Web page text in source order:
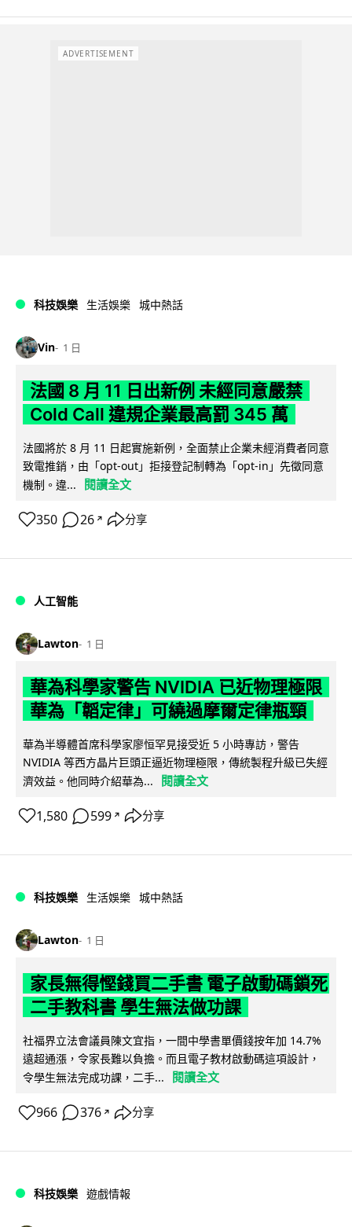
ADVERTISEMENT
科技娛樂 生活娛樂 城中熱話
Vin 1 日
法國 8 月 11 日出新例 未經同意嚴禁
Cold Call 違規企業最高罰 345 萬
法國將於 8 月 11 日起實施新例，全面禁止企業未經消費者同意
致電推銷，由「opt-out」拒接登記制轉為「opt-in」先徵同意
機制。違...
閱讀全文
350 26 ↗ 分享
人工智能
Lawton 1 日
華為科學家警告 NVIDIA 已近物理極限
華為「韜定律」可繞過摩爾定律瓶頸
華為半導體首席科學家廖恒罕見接受近 5 小時專訪，警告
NVIDIA 等西方晶片巨頭正逼近物理極限，傳統製程升級已失經
濟效益。他同時介紹華為...
閱讀全文
1,580 599 ↗ 分享
科技娛樂 生活娛樂 城中熱話
Lawton 1 日
家長無得慳錢買二手書 電子啟動碼鎖死
二手教科書 學生無法做功課
社福界立法會議員陳文宜指，一間中學書單價錢按年加 14.7%
遠超通漲，令家長難以負擔。而且電子教材啟動碼這項設計，
令學生無法完成功課，二手...
閱讀全文
966 376 ↗ 分享
科技娛樂 遊戲情報